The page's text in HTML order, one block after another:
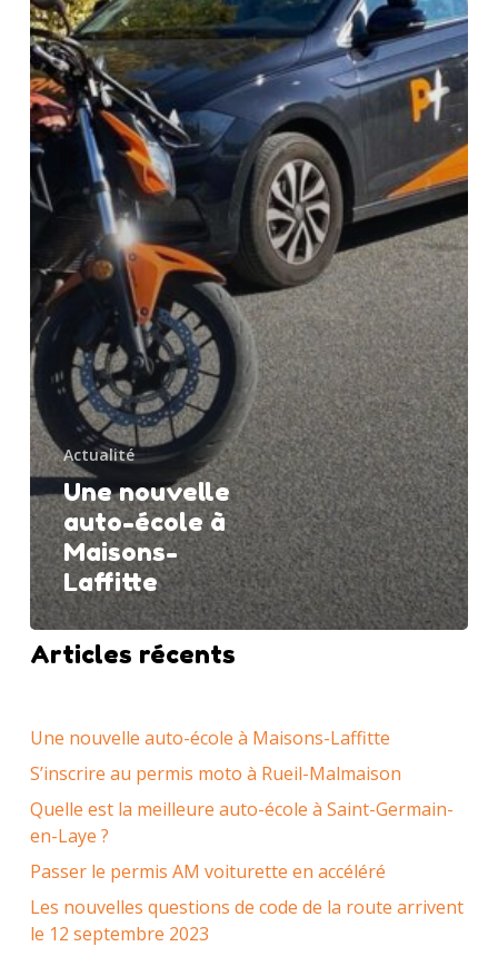
Actualité
Une nouvelle
auto-école à
Maisons-
Laffitte
Articles récents
Une nouvelle auto-école à Maisons-Laffitte
S’inscrire au permis moto à Rueil-Malmaison
Quelle est la meilleure auto-école à Saint-Germain-
en-Laye ?
Passer le permis AM voiturette en accéléré
Les nouvelles questions de code de la route arrivent
le 12 septembre 2023